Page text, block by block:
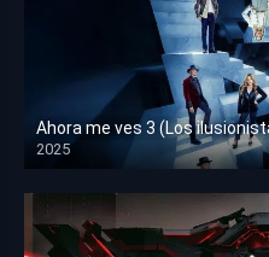
Ahora me ves 3 (Los
2025
HD 1080p